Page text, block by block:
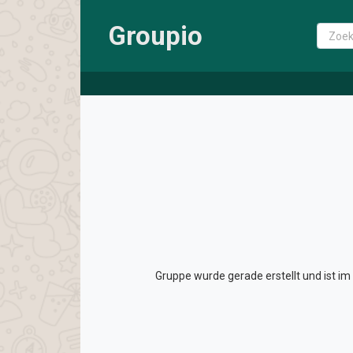
Groupio
Gruppe wurde gerade erstellt und ist